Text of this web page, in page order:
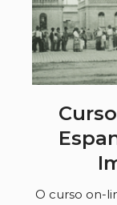
O curso on-